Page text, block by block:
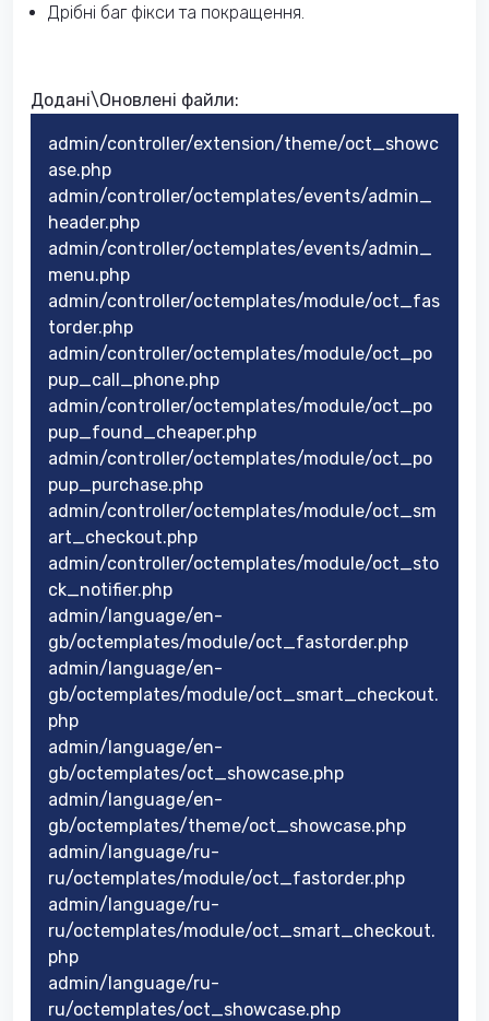
Дрібні баг фікси та покращення.
Додані\Оновлені​ файли:
admin/controller/extension/theme/oct_showc
ase.php
admin/controller/octemplates/events/admin_
header.php
admin/controller/octemplates/events/admin_
menu.php
admin/controller/octemplates/module/oct_fas
torder.php
admin/controller/octemplates/module/oct_po
pup_call_phone.php
admin/controller/octemplates/module/oct_po
pup_found_cheaper.php
admin/controller/octemplates/module/oct_po
pup_purchase.php
admin/controller/octemplates/module/oct_sm
art_checkout.php
admin/controller/octemplates/module/oct_sto
ck_notifier.php
admin/language/en-
gb/octemplates/module/oct_fastorder.php
admin/language/en-
gb/octemplates/module/oct_smart_checkout.
php
admin/language/en-
gb/octemplates/oct_showcase.php
admin/language/en-
gb/octemplates/theme/oct_showcase.php
admin/language/ru-
ru/octemplates/module/oct_fastorder.php
admin/language/ru-
ru/octemplates/module/oct_smart_checkout.
php
admin/language/ru-
ru/octemplates/oct_showcase.php